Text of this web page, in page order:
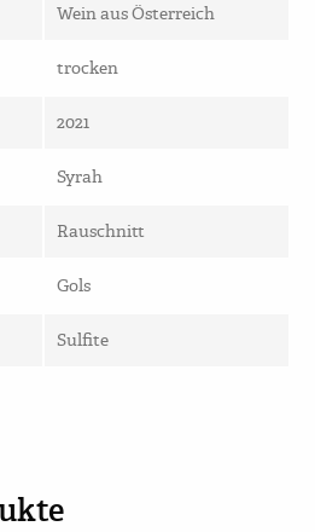
Wein aus Österreich
trocken
2021
Syrah
Rauschnitt
Gols
Sulfite